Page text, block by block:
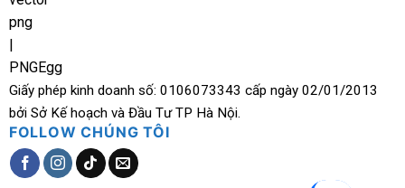
Giấy phép kinh doanh số: 0106073343 cấp ngày 02/01/2013
bởi Sở Kế hoạch và Đầu Tư TP Hà Nội.
FOLLOW CHÚNG TÔI